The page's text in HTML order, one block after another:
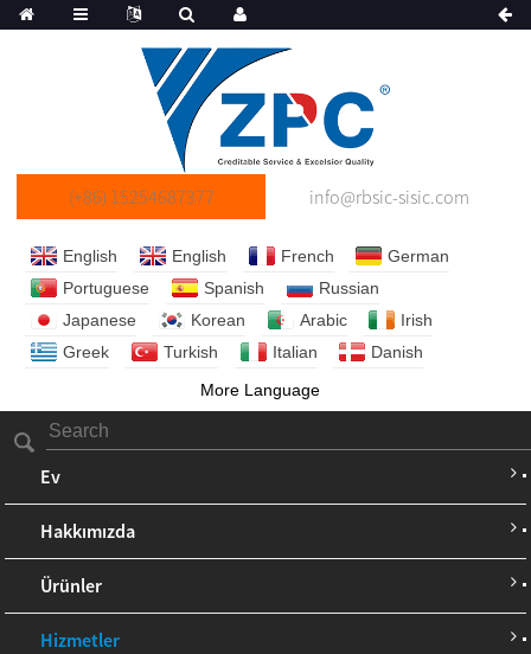
(+86) 15254687377 info@rbsic-sisic.com
English English French
German
Portuguese
Spanish
Russian
Japanese
Korean Arabic
Irish
Greek
Turkish Italian
Danish
More Language
Ev
Hakkımızda
Ürünler
Hizmetler